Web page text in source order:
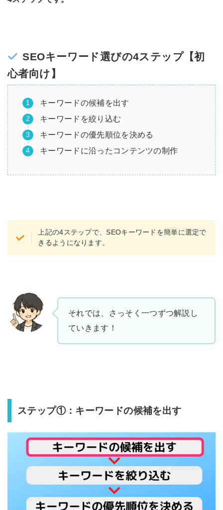
SEOキーワード選びの4ステップ【初
心者向け】
キーワードの候補を出す
キーワードを絞り込む
キーワードの優先順位を決める
キーワードに沿ったコンテンツの制作
上記の4ステップで、SEOキーワードを簡単に選定で
きるようになります。
それでは、さっそく一つずつ解説し
ていきます！
ステップ①：キーワードの候補を出す